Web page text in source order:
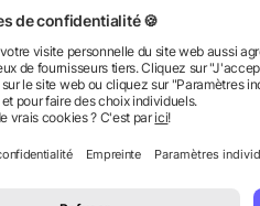
des questions ?
ressembler les données
service pour les créer ?